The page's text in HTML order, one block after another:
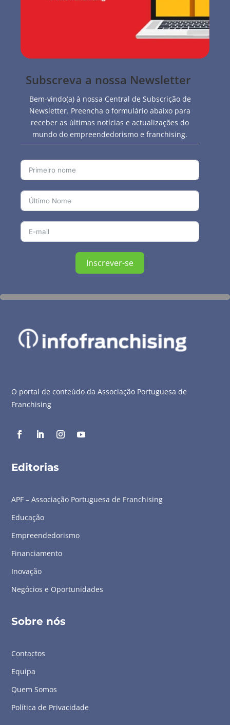
Subscreva a nossa Newsletter
Bem-vindo(a) à nossa Central de Subscrição de
Newsletter. Preencha o formulário abaixo para
receber as últimas notícias e actualizações do
mundo do empreendedorismo e franchising.
Inscrever-se
O portal de conteúdo da Associação Portuguesa de
Franchising
Editorias
APF – Associação Portuguesa de Franchising
Educação
Empreendedorismo
Financiamento
Inovação
Negócios e Oportunidades
Sobre nós
Contactos
Equipa
Quem Somos
Política de Privacidade